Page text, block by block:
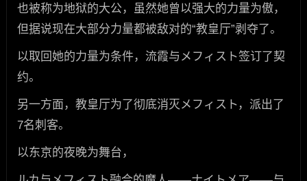
也被称为地狱的大公，虽然她曾以强大的力量为傲，
但据说现在大部分力量都被敌对的“教皇厅”剥夺了。
以取回她的力量为条件，流霞与メフィスト签订了契
约。
另一方面，教皇厅为了彻底消灭メフィスト，派出了
7名刺客。
以东京的夜晚为舞台，